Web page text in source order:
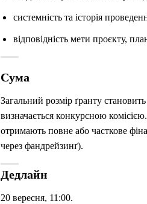
системність та історія
відповідність мети проєкту,
Сума
Загальний розмір ґранту
визначається конкурсною
отримають повне або часткове
через фандрейзинґ).
Дедлайн
20 вересня, 11:00.